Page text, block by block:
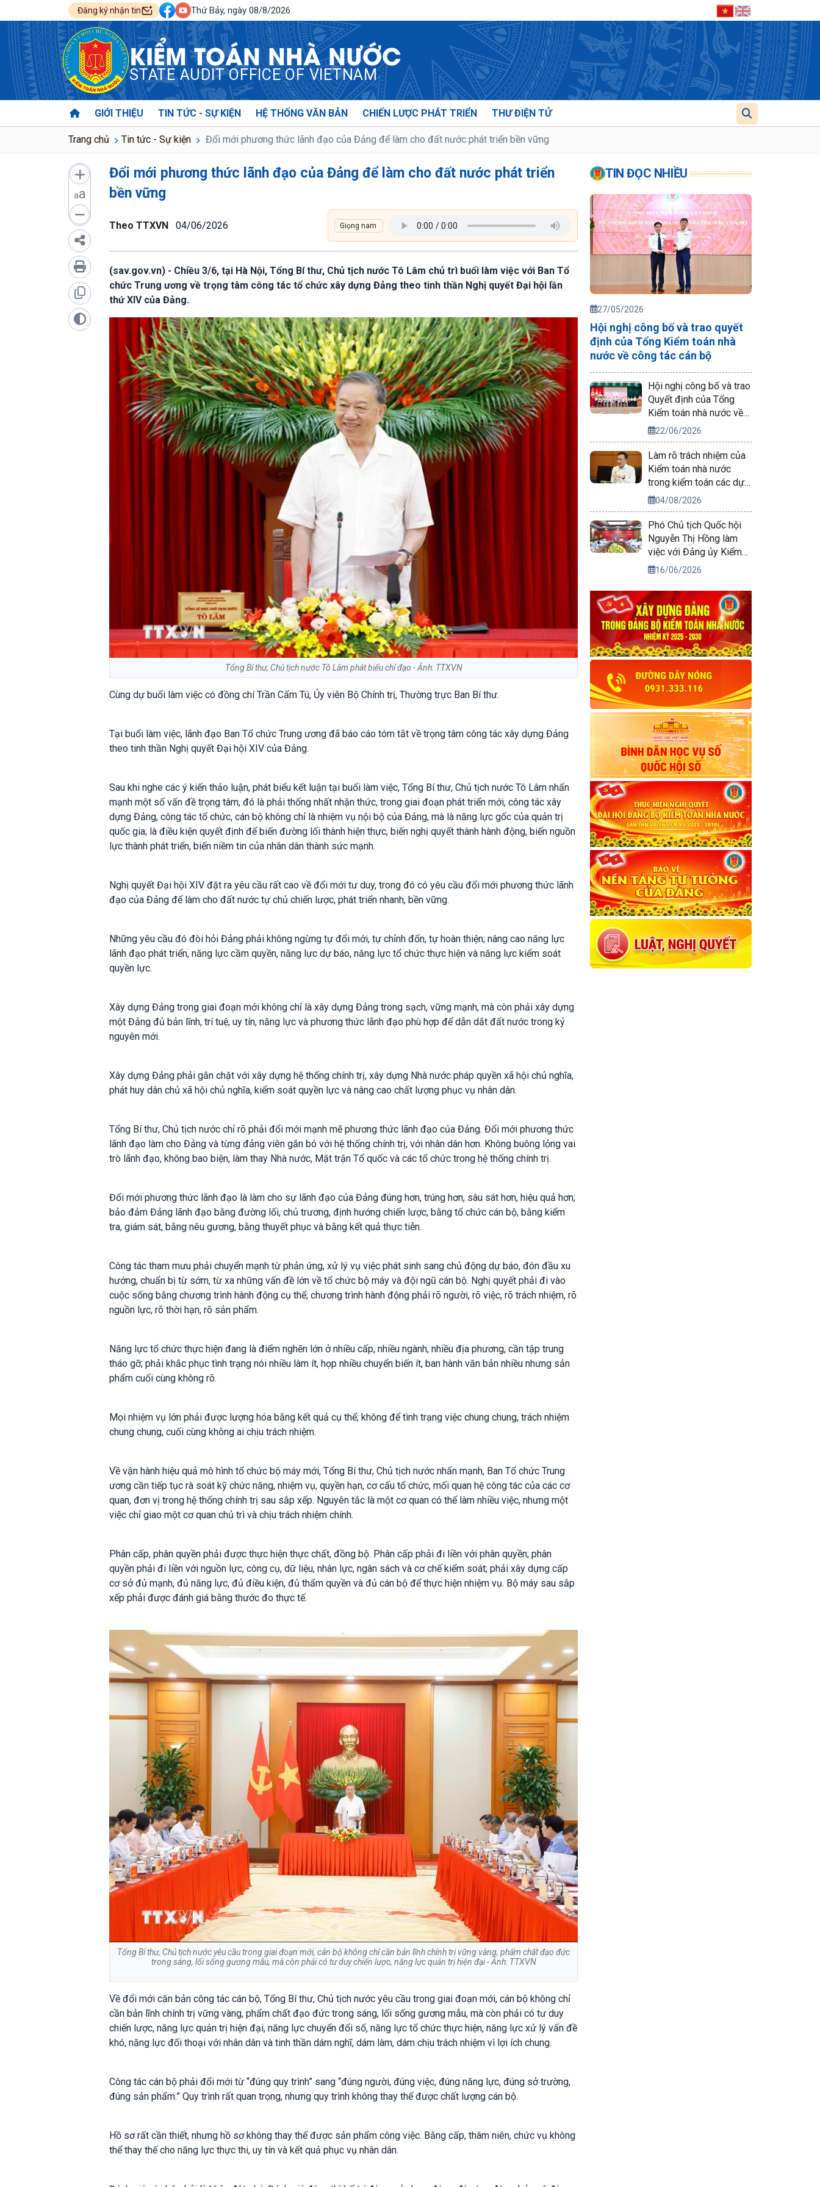
Đăng ký nhận tin Thứ Bảy, ngày 08/8/2026
KIỂM TOÁN NHÀ NƯỚC
STATE AUDIT OFFICE OF VIETNAM
GIỚI THIỆU TIN TỨC - SỰ KIỆN HỆ THỐNG VĂN BẢN CHIẾN LƯỢC PHÁT TRIỂN THƯ ĐIỆN TỬ
Trang chủ Tin tức - Sự kiện Đổi mới phương thức lãnh đạo của Đảng để làm cho đất nước phát triển bền vững
aa
Đổi mới phương thức lãnh đạo của Đảng để làm cho đất nước phát triển
bền vững
Theo TTXVN 04/06/2026
(sav.gov.vn) - Chiều 3/6, tại Hà Nội, Tổng Bí thư, Chủ tịch nước Tô Lâm chủ trì buổi làm việc với Ban Tổ
chức Trung ương về trọng tâm công tác tổ chức xây dựng Đảng theo tinh thần Nghị quyết Đại hội lần
thứ XIV của Đảng.
Tổng Bí thư, Chủ tịch nước Tô Lâm phát biểu chỉ đạo - Ảnh: TTXVN
Cùng dự buổi làm việc có đồng chí Trần Cẩm Tú, Ủy viên Bộ Chính trị, Thường trực Ban Bí thư.
Tại buổi làm việc, lãnh đạo Ban Tổ chức Trung ương đã báo cáo tóm tắt về trọng tâm công tác xây dựng Đảng
theo tinh thần Nghị quyết Đại hội XIV của Đảng.
Sau khi nghe các ý kiến thảo luận, phát biểu kết luận tại buổi làm việc, Tổng Bí thư, Chủ tịch nước Tô Lâm nhấn
mạnh một số vấn đề trọng tâm, đó là phải thống nhất nhận thức, trong giai đoạn phát triển mới, công tác xây
dựng Đảng, công tác tổ chức, cán bộ không chỉ là nhiệm vụ nội bộ của Đảng, mà là năng lực gốc của quản trị
quốc gia; là điều kiện quyết định để biến đường lối thành hiện thực, biến nghị quyết thành hành động, biến nguồn
lực thành phát triển, biến niềm tin của nhân dân thành sức mạnh.
Nghị quyết Đại hội XIV đặt ra yêu cầu rất cao về đổi mới tư duy, trong đó có yêu cầu đổi mới phương thức lãnh
đạo của Đảng để làm cho đất nước tự chủ chiến lược, phát triển nhanh, bền vững.
Những yêu cầu đó đòi hỏi Đảng phải không ngừng tự đổi mới, tự chỉnh đốn, tự hoàn thiện; nâng cao năng lực
lãnh đạo phát triển, năng lực cầm quyền, năng lực dự báo, năng lực tổ chức thực hiện và năng lực kiểm soát
quyền lực.
Xây dựng Đảng trong giai đoạn mới không chỉ là xây dựng Đảng trong sạch, vững mạnh, mà còn phải xây dựng
một Đảng đủ bản lĩnh, trí tuệ, uy tín, năng lực và phương thức lãnh đạo phù hợp để dẫn dắt đất nước trong kỷ
nguyên mới.
Xây dựng Đảng phải gắn chặt với xây dựng hệ thống chính trị, xây dựng Nhà nước pháp quyền xã hội chủ nghĩa,
phát huy dân chủ xã hội chủ nghĩa, kiểm soát quyền lực và nâng cao chất lượng phục vụ nhân dân.
Tổng Bí thư, Chủ tịch nước chỉ rõ phải đổi mới mạnh mẽ phương thức lãnh đạo của Đảng. Đổi mới phương thức
lãnh đạo làm cho Đảng và từng đảng viên gắn bó với hệ thống chính trị, với nhân dân hơn. Không buông lỏng vai
trò lãnh đạo, không bao biện, làm thay Nhà nước, Mặt trận Tổ quốc và các tổ chức trong hệ thống chính trị.
Đổi mới phương thức lãnh đạo là làm cho sự lãnh đạo của Đảng đúng hơn, trúng hơn, sâu sát hơn, hiệu quả hơn;
bảo đảm Đảng lãnh đạo bằng đường lối, chủ trương, định hướng chiến lược, bằng tổ chức cán bộ, bằng kiểm
tra, giám sát, bằng nêu gương, bằng thuyết phục và bằng kết quả thực tiễn.
Công tác tham mưu phải chuyển mạnh từ phản ứng, xử lý vụ việc phát sinh sang chủ động dự báo, đón đầu xu
hướng, chuẩn bị từ sớm, từ xa những vấn đề lớn về tổ chức bộ máy và đội ngũ cán bộ. Nghị quyết phải đi vào
cuộc sống bằng chương trình hành động cụ thể; chương trình hành động phải rõ người, rõ việc, rõ trách nhiệm, rõ
nguồn lực, rõ thời hạn, rõ sản phẩm.
Năng lực tổ chức thực hiện đang là điểm nghẽn lớn ở nhiều cấp, nhiều ngành, nhiều địa phương, cần tập trung
tháo gỡ; phải khắc phục tình trạng nói nhiều làm ít, họp nhiều chuyển biến ít, ban hành văn bản nhiều nhưng sản
phẩm cuối cùng không rõ.
Mọi nhiệm vụ lớn phải được lượng hóa bằng kết quả cụ thể; không để tình trạng việc chung chung, trách nhiệm
chung chung, cuối cùng không ai chịu trách nhiệm.
Về vận hành hiệu quả mô hình tổ chức bộ máy mới, Tổng Bí thư, Chủ tịch nước nhấn mạnh, Ban Tổ chức Trung
ương cần tiếp tục rà soát kỹ chức năng, nhiệm vụ, quyền hạn, cơ cấu tổ chức, mối quan hệ công tác của các cơ
quan, đơn vị trong hệ thống chính trị sau sắp xếp. Nguyên tắc là một cơ quan có thể làm nhiều việc, nhưng một
việc chỉ giao một cơ quan chủ trì và chịu trách nhiệm chính.
Phân cấp, phân quyền phải được thực hiện thực chất, đồng bộ. Phân cấp phải đi liền với phân quyền; phân
quyền phải đi liền với nguồn lực, công cụ, dữ liệu, nhân lực, ngân sách và cơ chế kiểm soát; phải xây dựng cấp
cơ sở đủ mạnh, đủ năng lực, đủ điều kiện, đủ thẩm quyền và đủ cán bộ để thực hiện nhiệm vụ. Bộ máy sau sắp
xếp phải được đánh giá bằng thước đo thực tế.
Tổng Bí thư, Chủ tịch nước yêu cầu trong giai đoạn mới, cán bộ không chỉ cần bản lĩnh chính trị vững vàng, phẩm chất đạo đức
trong sáng, lối sống gương mẫu, mà còn phải có tư duy chiến lược, năng lực quản trị hiện đại - Ảnh: TTXVN
Về đổi mới căn bản công tác cán bộ, Tổng Bí thư, Chủ tịch nước yêu cầu trong giai đoạn mới, cán bộ không chỉ
cần bản lĩnh chính trị vững vàng, phẩm chất đạo đức trong sáng, lối sống gương mẫu, mà còn phải có tư duy
chiến lược, năng lực quản trị hiện đại, năng lực chuyển đổi số, năng lực tổ chức thực hiện, năng lực xử lý vấn đề
khó, năng lực đối thoại với nhân dân và tinh thần dám nghĩ, dám làm, dám chịu trách nhiệm vì lợi ích chung.
Công tác cán bộ phải đổi mới từ “đúng quy trình” sang “đúng người, đúng việc, đúng năng lực, đúng sở trường,
đúng sản phẩm.” Quy trình rất quan trọng, nhưng quy trình không thay thế được chất lượng cán bộ.
Hồ sơ rất cần thiết, nhưng hồ sơ không thay thế được sản phẩm công việc. Bằng cấp, thâm niên, chức vụ không
thể thay thế cho năng lực thực thi, uy tín và kết quả phục vụ nhân dân.
TIN ĐỌC NHIỀU
27/05/2026
Hội nghị công bố và trao quyết
định của Tổng Kiểm toán nhà
nước về công tác cán bộ
Hội nghị công bố và trao
Quyết định của Tổng
Kiểm toán nhà nước về
công tác cán bộ
22/06/2026
Làm rõ trách nhiệm của
Kiểm toán nhà nước
trong kiểm toán các dự
án phục vụ APEC 2027
04/08/2026
Phó Chủ tịch Quốc hội
Nguyễn Thị Hồng làm
việc với Đảng ủy Kiểm
toán nhà nước
16/06/2026